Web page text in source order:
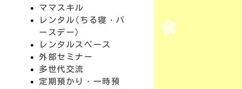
ママスキル
レンタル(ちる寝・バ
ースデー)
レンタルスペース
外部セミナー
多世代交流
定期預かり・一時預